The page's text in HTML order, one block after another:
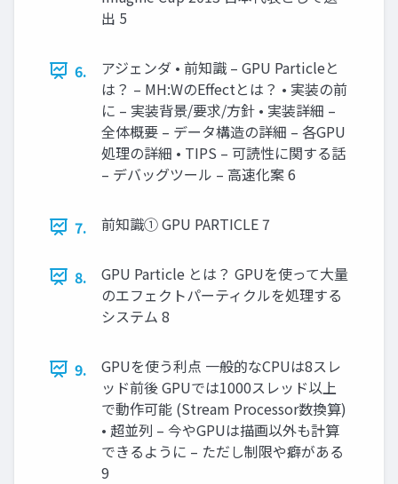
出 5
6.
アジェンダ • 前知識 – GPU Particleと
は？ – MH:WのEffectとは？ • 実装の前
に – 実装背景/要求/方針 • 実装詳細 –
全体概要 – データ構造の詳細 – 各GPU
処理の詳細 • TIPS – 可読性に関する話
– デバッグツール – 高速化案 6
7. 前知識① GPU PARTICLE 7
8.
GPU Particle とは？ GPUを使って大量
のエフェクトパーティクルを処理する
システム 8
9.
GPUを使う利点 一般的なCPUは8スレ
ッド前後 GPUでは1000スレッド以上
で動作可能 (Stream Processor数換算)
• 超並列 – 今やGPUは描画以外も計算
できるように – ただし制限や癖がある
9